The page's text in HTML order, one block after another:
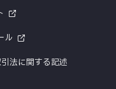
ル
法に関する記述